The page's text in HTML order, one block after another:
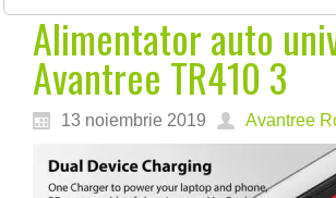
Alimentator auto
Avantree TR410 3
13 noiembrie 2019 Avantree